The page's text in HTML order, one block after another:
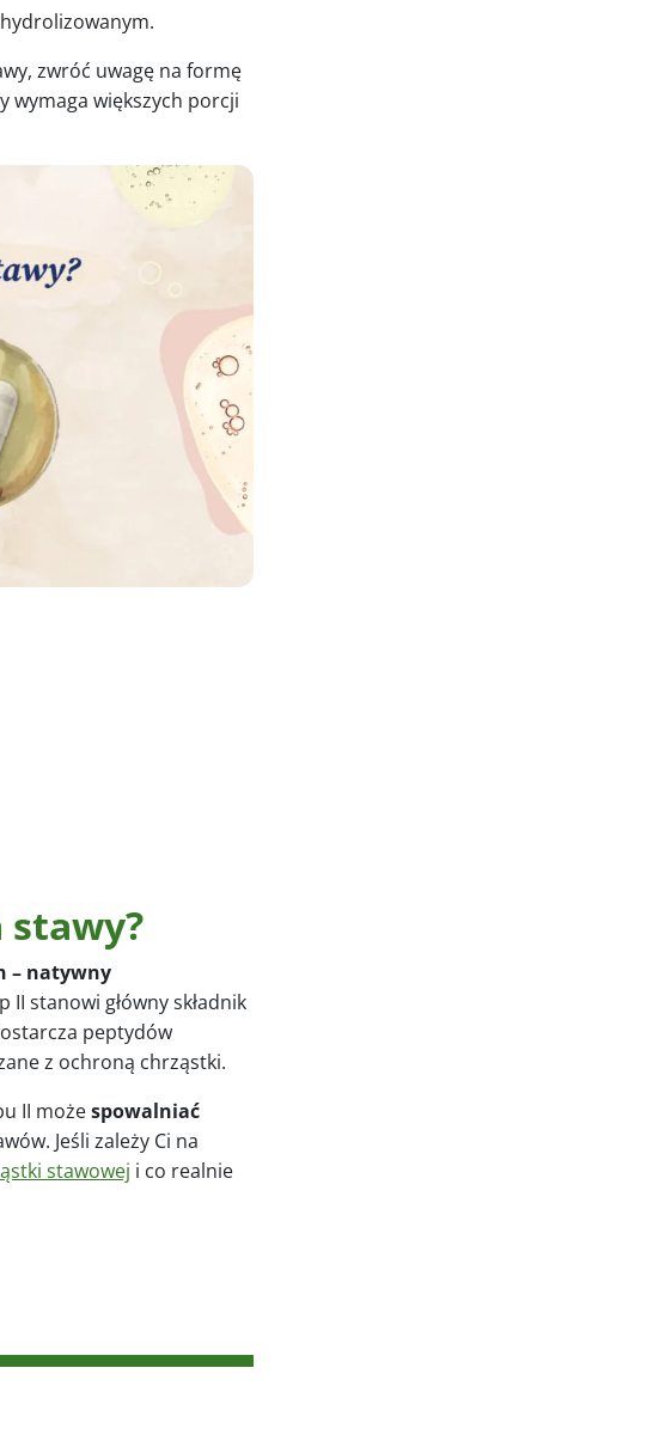
zwróć uwagę na formę
wymaga większych porcji
stawy?
– natywny
II stanowi główny składnik
peptydów
z ochroną chrząstki.
II możespowalniać
Jeśli zależy Ci na
stawowej i co realnie